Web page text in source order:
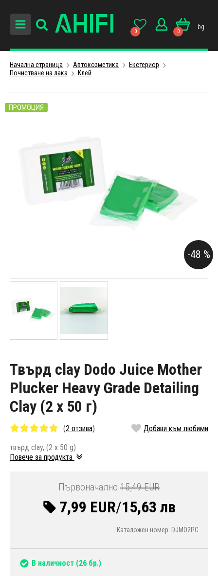
0 0
bg
Начална страница Автокозметика
Екстериор
Почистване на лака
Kлей
Твърд clay Dodo Juice Mother
Plucker Heavy Grade Detailing
Clay (2 x 50 г)
(2 отзива) Добави към любими
твърд clay, (2 x 50 g)
Повече за продукта
Първоначално 15,49 EUR
7,99 EUR/15,63 лв
Каталожен номер: DJMO2PC
В наличност (26 бр.)
-48 %
ПРОМОЦИЯ